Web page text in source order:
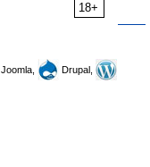
18+
Joomla,
Drupal,